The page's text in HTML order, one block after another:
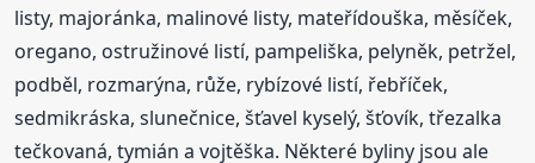
listy, majoránka, malinové listy, mateřídouška, měsíček,
oregano, ostružinové listí, pampeliška, pelyněk, petržel,
podběl, rozmarýna, růže, rybízové listí, řebříček,
sedmikráska, slunečnice, šťavel kyselý, šťovík, třezalka
tečkovaná, tymián a vojtěška. Některé byliny jsou ale